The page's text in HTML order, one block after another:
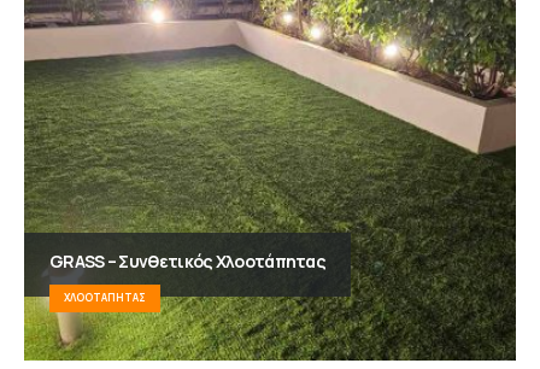
GRASS – Συνθετικός Χλοοτάπητας
ΧΛΟΟΤΆΠΗΤΑΣ